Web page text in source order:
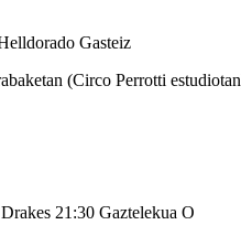
Gasteiz
(Circo Perrotti
21:30 Gaztelekua O